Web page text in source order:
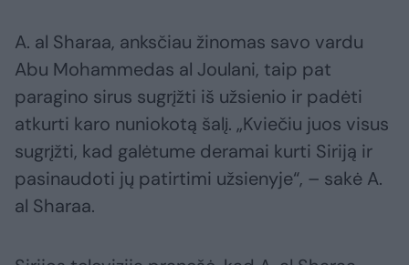
A. al Sharaa, anksčiau žinomas savo vardu
Abu Mohammedas al Joulani, taip pat
paragino sirus sugrįžti iš užsienio ir padėti
atkurti karo nuniokotą šalį. „Kviečiu juos visus
sugrįžti, kad galėtume deramai kurti Siriją ir
pasinaudoti jų patirtimi užsienyje“, – sakė A.
al Sharaa.